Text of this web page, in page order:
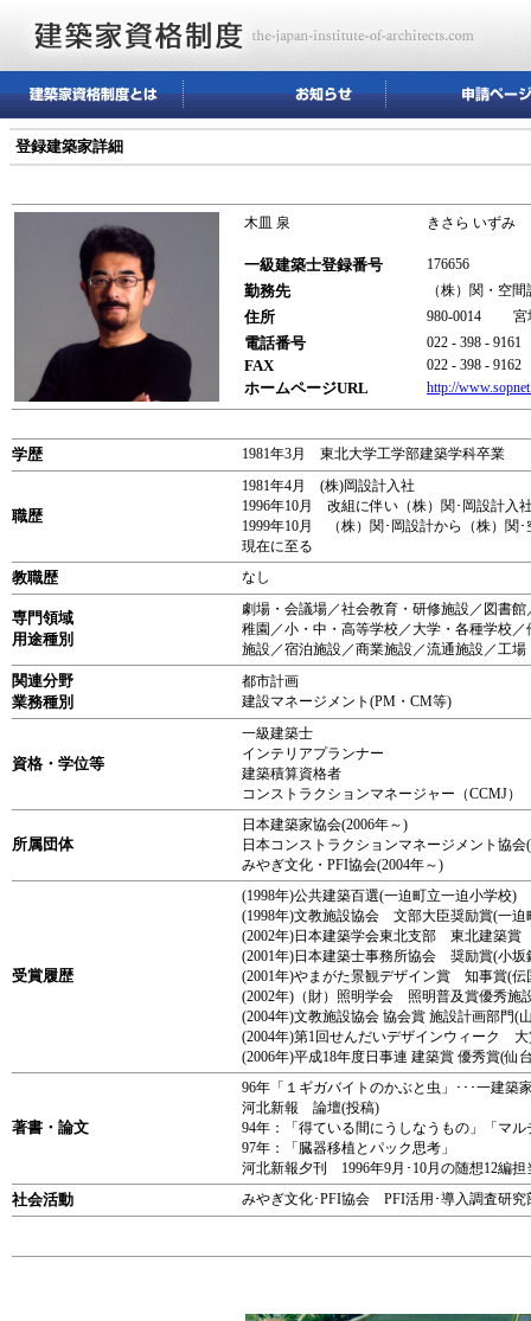
登録建築家詳細
木皿 泉 きさら いずみ
一級建築士登録番号 176656
勤務先 （株）関・空
住所 980-0014 宮
電話番号 022 - 398 - 9161
FAX 022 - 398 - 9162
ホームページURL http://
学歴 1981年3月 東北大学工学部建築学科卒業
職歴
1981年4月 (株)岡設計入社
1996年10月 改組に伴い（株）関･岡設計入
1999年10月 （株）関･岡設計から（株）関･
現在に至る
教職歴 なし
専門領域
用途種別
劇場・会議場／社会教育・研修施設／図書
稚園／小・中・高等学校／大学・各種学校
施設／宿泊施設／商業施設／流通施設／工
関連分野
業務種別
都市計画
建設マネージメント(PM・CM等)
資格・学位等
一級建築士
インテリアプランナー
建築積算資格者
コンストラクションマネージャー（CCMJ）
所属団体
日本建築家協会(2006年～)
日本コンストラクションマネージメント協会
みやぎ文化・PFI協会(2004年～)
受賞履歴
(1998年)公共建築百選(一迫町立一迫小学校)
(1998年)文教施設協会 文部大臣奨励賞(一迫
(2002年)日本建築学会東北支部 東北建築
(2001年)日本建築士事務所協会 奨励賞(小坂
(2001年)やまがた景観デザイン賞 知事賞(伝
(2002年)（財）照明学会 照明普及賞優秀施
(2004年)文教施設協会 協会賞 施設計画部門(
(2004年)第1回せんだいデザインウィーク
(2006年)平成18年度日事連 建築賞 優秀賞(仙
著書・論文
96年「１ギガバイトのかぶと虫」･･･一建築
河北新報 論壇(投稿)
94年：「得ている間にうしなうもの」「マ
97年：「臓器移植とパック思考」
河北新報夕刊 1996年9月･10月の随想12編担
社会活動 みやぎ文化･PFI協会 PFI活用･導入調査研究